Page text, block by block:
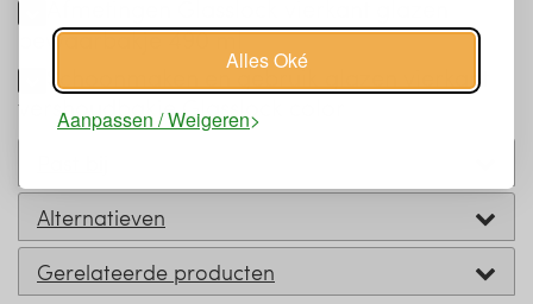
Alles Oké
Aanpassen / Weigeren
bewaarbakje 490 ml
Schoonmaken en gebruik glazen vierkant
vershoudbakje Glasslock color
Alternatieven
Gerelateerde producten